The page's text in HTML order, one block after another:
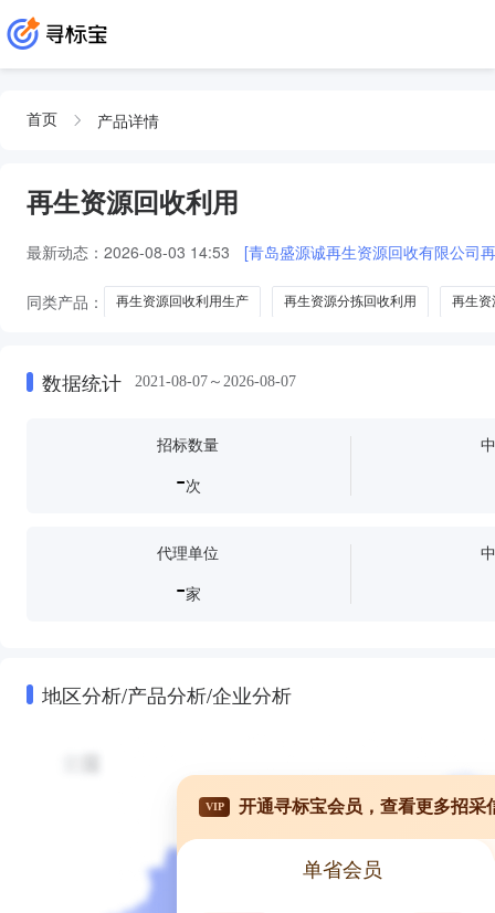
首页 产品详情
再生资源回收利用
最新动态： 2026-08-03 14:53 [青岛盛源诚再生资源回收有限公司
同类产品： 再生资源回收利用生产 再生资源分拣回收利用 再生资
数据统计 2021-08-07～2026-08-07
招标数量
-次
代理单位
-家
地区分析/产品分析/企业分析
VIP 开通寻标宝会员，查看更多招采
单省会员